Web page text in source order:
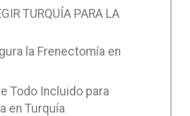
TURQUÍA PARA LA
la Frenectomía en
Todo Incluido para
en Turquía